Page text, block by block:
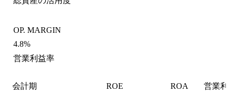
OP. MARGIN
4.8%
営業利益率
会計期 ROE ROA 営業